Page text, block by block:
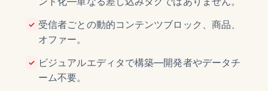
✓ 受信者ごとの動的コンテンツブロック、商品、
オファー。
✓ ビジュアルエディタで構築—開発者やデータチ
ーム不要。